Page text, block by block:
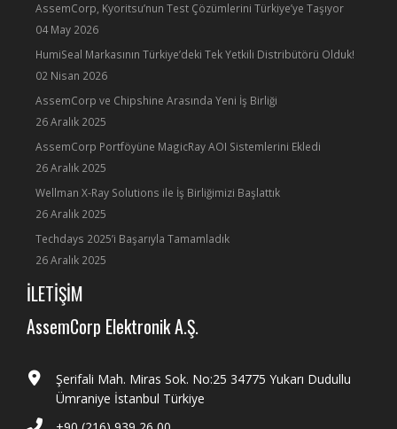
AssemCorp, Kyoritsu’nun Test Çözümlerini Türkiye’ye Taşıyor
04 May 2026
HumiSeal Markasının Türkiye’deki Tek Yetkili Distribütörü Olduk!
02 Nisan 2026
AssemCorp ve Chipshine Arasında Yeni İş Birliği
26 Aralık 2025
AssemCorp Portföyüne MagicRay AOI Sistemlerini Ekledi
26 Aralık 2025
Wellman X-Ray Solutions ile İş Birliğimizi Başlattık
26 Aralık 2025
Techdays 2025’i Başarıyla Tamamladık
26 Aralık 2025
İLETİŞİM
AssemCorp Elektronik A.Ş.
Şerifali Mah. Miras Sok. No:25 34775 Yukarı Dudullu
Ümraniye İstanbul Türkiye